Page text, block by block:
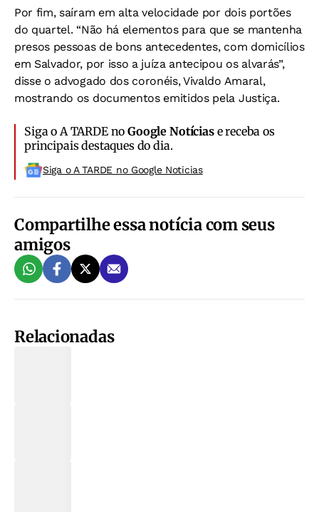
Por fim, saíram em alta velocidade por dois portões
do quartel. “Não há elementos para que se mantenha
presos pessoas de bons antecedentes, com domicílios
em Salvador, por isso a juíza antecipou os alvarás”,
disse o advogado dos coronéis, Vivaldo Amaral,
mostrando os documentos emitidos pela Justiça.
Siga o A TARDE noGoogle Notíciase receba os
principais destaques do dia.
Siga o A TARDE no Google Noticias
Compartilhe essa notícia com seus
amigos
Relacionadas